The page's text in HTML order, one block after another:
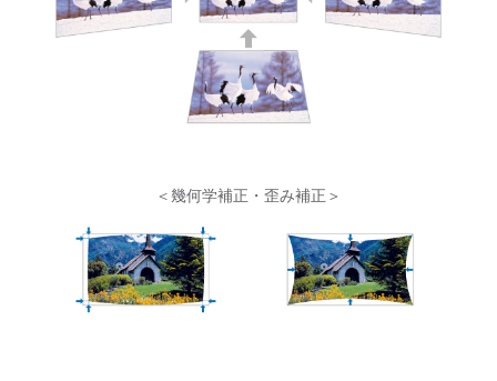
＜幾何学補正・歪み補正＞